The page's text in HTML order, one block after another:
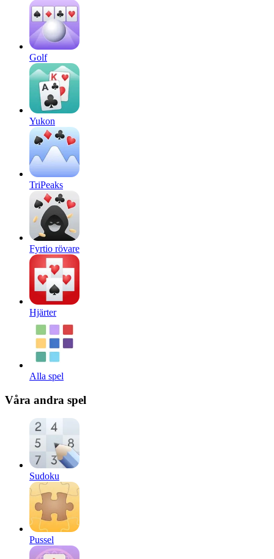
Golf
Yukon
TriPeaks
Fyrtio rövare
Hjärter
Alla spel
Våra andra spel
Sudoku
Pussel